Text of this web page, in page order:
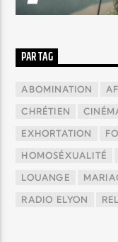
PAR TAG
ABOMINATION
CHRÉTIEN
EXHORTATION
HOMOSÉXUALITÉ
LOUANGE
RADIO ELYON